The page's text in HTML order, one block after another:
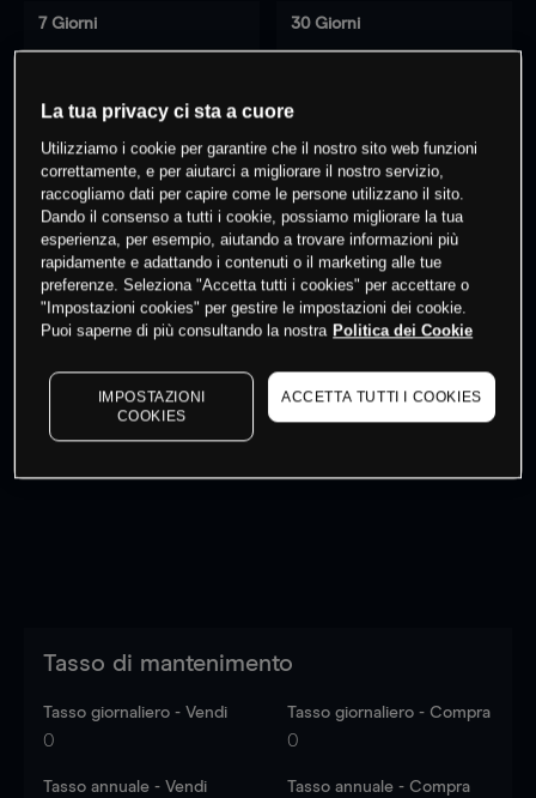
7 Giorni
-
30 Giorni
-
0% dei clienti hanno posizionisu
questo prodotto
Fai trading
I prezzi sono solo indicativi. Accediper vedere gli ultimi
Tasso di mantenimento
Tasso giornaliero - Vendi
0
Tasso giornaliero - Compra
0
Tasso annuale - Vendi Tasso annuale - Compra
La tua privacy ci sta a cuore
Utilizziamo i cookie per garantire che il nostro sito web funzioni
correttamente, e per aiutarci a migliorare il nostro servizio,
raccogliamo dati per capire come le persone utilizzano il sito.
Dando il consenso a tutti i cookie, possiamo migliorare la tua
esperienza, per esempio, aiutando a trovare informazioni più
rapidamente e adattando i contenuti o il marketing alle tue
preferenze. Seleziona "Accetta tutti i cookies" per accettare o
"Impostazioni cookies" per gestire le impostazioni dei cookie.
Puoi saperne di più consultando la nostra Politica dei Cookie
IMPOSTAZIONI
COOKIES
ACCETTA TUTTI I COOKIES